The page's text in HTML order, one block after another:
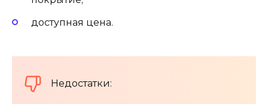
доступная цена.
Недостатки: